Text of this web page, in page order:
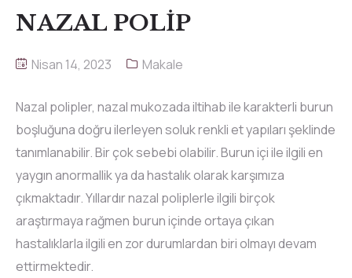
NAZAL POLİP
Nisan 14, 2023 Makale
Nazal polipler, nazal mukozada iltihab ile karakterli burun
boşluğuna doğru ilerleyen soluk renkli et yapıları şeklinde
tanımlanabilir. Bir çok sebebi olabilir. Burun içi ile ilgili en
yaygın anormallik ya da hastalık olarak karşımıza
çıkmaktadır. Yıllardır nazal poliplerle ilgili birçok
araştırmaya rağmen burun içinde ortaya çıkan
hastalıklarla ilgili en zor durumlardan biri olmayı devam
ettirmektedir.